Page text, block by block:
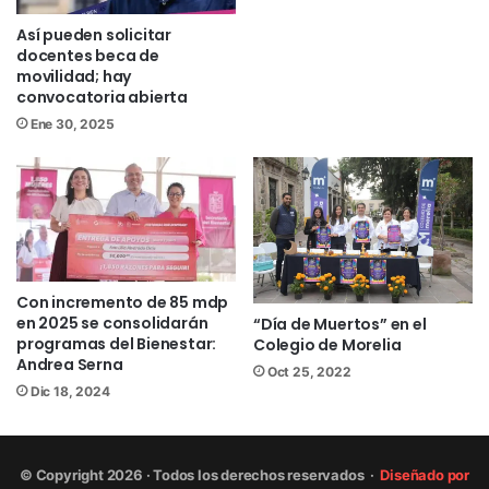
Facebook/NoticiasEnSintesis
Twitter@NsintesisMich
becas
Así pueden solicitar
docentes beca de
movilidad; hay
convocatoria abierta
Ene 30, 2025
Con incremento de 85 mdp
en 2025 se consolidarán
programas del Bienestar:
Andrea Serna
Dic 18, 2024
“Día de Muertos” en el
Colegio de Morelia
Oct 25, 2022
© Copyright 2026 · Todos los derechos reservados ·Diseñado por